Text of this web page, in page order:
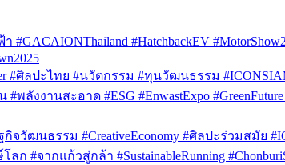
#GACAIONThailand #HatchbackEV
#ศิลปะไทย #นวัตกรรม #ทุนวัฒนธรรม
ลังงานสะอาด #ESG #EnwastExpo
ฐกิจวัฒนธรรม #CreativeEconomy #ศิลปะร่วมสมัย
ก #จากแก้วสู่กล้า #SustainableRunning